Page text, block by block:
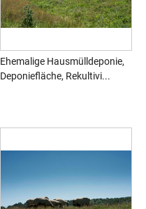
Ehemalige Hausmülldeponie,
Deponiefläche, Rekultivi...